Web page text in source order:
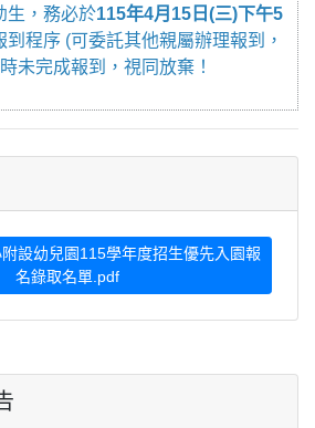
生，務必於115年4月15日(三)下午5
到程序 (可委託其他親屬辦理報到，
未完成報到，視同放棄！
設幼兒園115學年度招生優先入園報
名錄取名單.pdf